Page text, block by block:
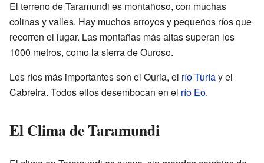
El terreno de Taramundi es montañoso, con muchas
colinas y valles. Hay muchos arroyos y pequeños ríos que
recorren el lugar. Las montañas más altas superan los
1000 metros, como la sierra de Ouroso.
Los ríos más importantes son el Ouria, el río Turíay el
Cabreira. Todos ellos desembocan en el río Eo.
El Clima de Taramundi